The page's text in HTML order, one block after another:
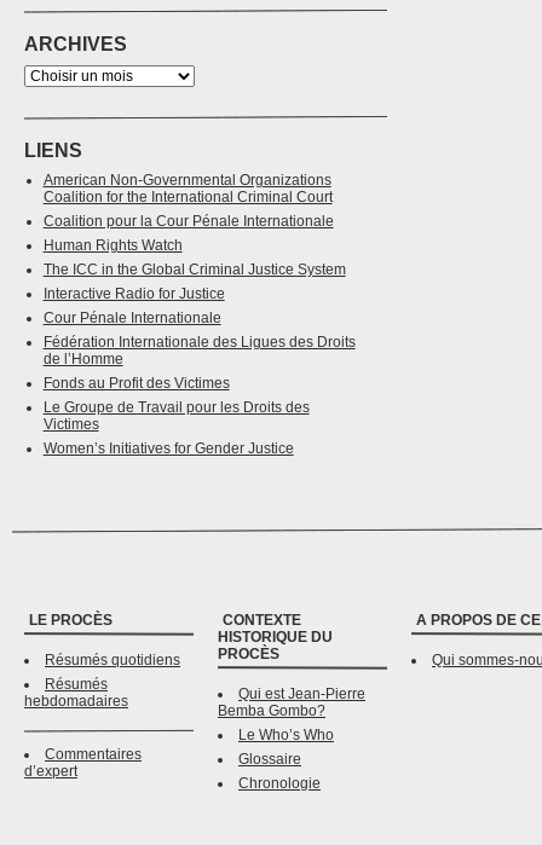
ARCHIVES
LIENS
American Non-Governmental Organizations
Coalition for the International Criminal Court
Coalition pour la Cour Pénale Internationale
Human Rights Watch
The ICC in the Global Criminal Justice System
Interactive Radio for Justice
Cour Pénale Internationale
Fédération Internationale des Ligues des Droits
de l’Homme
Fonds au Profit des Victimes
Le Groupe de Travail pour les Droits des
Victimes
Women’s Initiatives for Gender Justice
LE PROCÈS
Résumés quotidiens
Résumés
hebdomadaires
Commentaires
d’expert
CONTEXTE
HISTORIQUE DU
PROCÈS
Qui est Jean-Pierre
Bemba Gombo?
Le Who’s Who
Glossaire
Chronologie
A PROPOS DE
Qui sommes-